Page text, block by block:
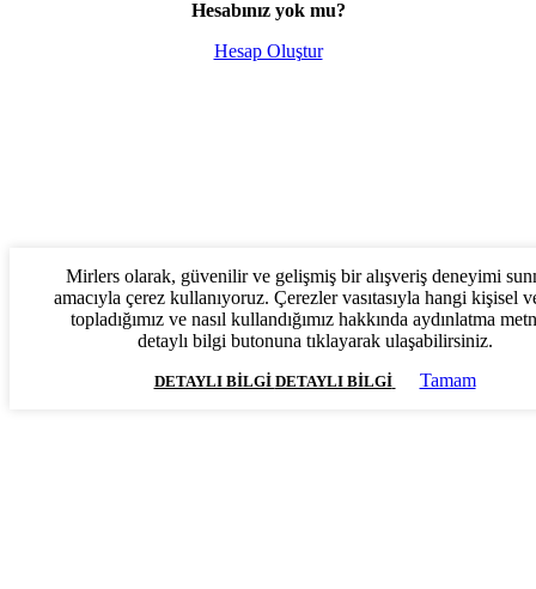
Hesabınız yok mu?
Hesap Oluştur
Mirlers olarak, güvenilir ve gelişmiş bir alışveriş deneyimi
amacıyla çerez kullanıyoruz. Çerezler vasıtasıyla hangi kişisel
topladığımız ve nasıl kullandığımız hakkında aydınlatma
detaylı bilgi butonuna tıklayarak ulaşabilirsiniz.
DETAYLI BILGI DETAYLI BILGI Tamam